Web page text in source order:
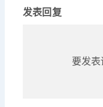
发表回复
要发